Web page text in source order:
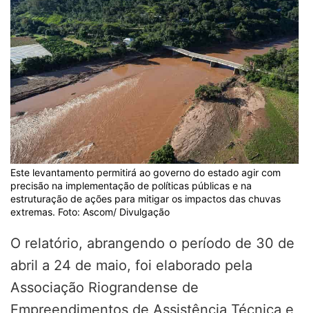
Este levantamento permitirá ao governo do estado agir com
precisão na implementação de políticas públicas e na
estruturação de ações para mitigar os impactos das chuvas
extremas. Foto: Ascom/ Divulgação
O relatório, abrangendo o período de 30 de
abril a 24 de maio, foi elaborado pela
Associação Riograndense de
Empreendimentos de Assistência Técnica e